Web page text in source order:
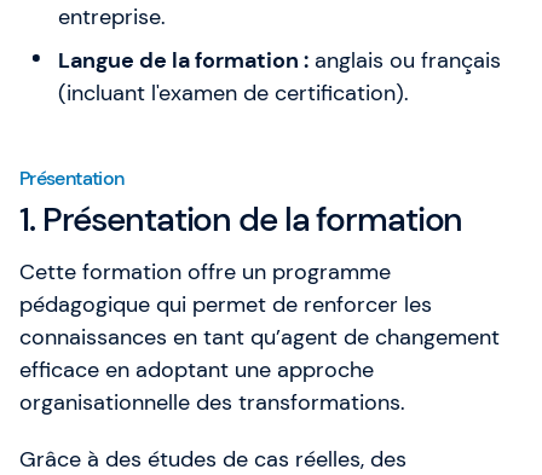
entreprise.
Langue de la formation : anglais ou français
(incluant l'examen de certification).
Présentation
1. Présentation de la formation
Cette formation offre un programme
pédagogique qui permet de renforcer les
connaissances en tant qu’agent de changement
efficace en adoptant une approche
organisationnelle des transformations.
Grâce à des études de cas réelles, des